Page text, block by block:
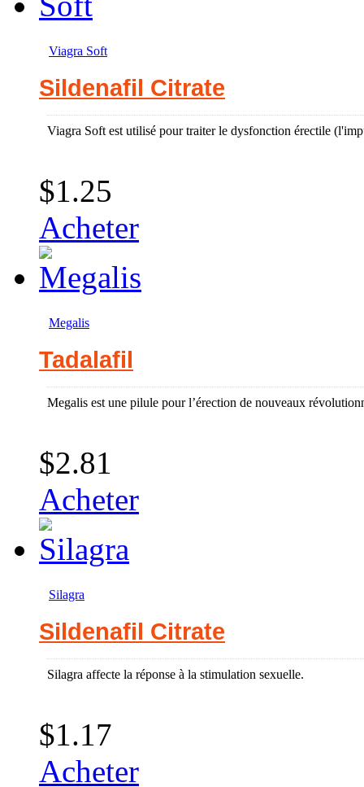
Viagra Soft
Sildenafil Citrate
Viagra Soft est utilisé pour traiter le dysfonction érectile
$1.25
Acheter
Megalis
Tadalafil
Megalis est une pilule pour l’érection de nouveaux
$2.81
Acheter
Silagra
Sildenafil Citrate
Silagra affecte la réponse à la stimulation sexuelle.
$1.17
Acheter